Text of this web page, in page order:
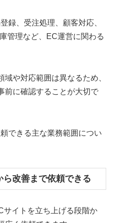
録、受注処理、顧客対応、
管理など、EC運営に関わる
や対応範囲は異なるため、
前に確認することが大切で
できる主な業務範囲につい
改善まで依頼できる
サイトを立ち上げる段階か